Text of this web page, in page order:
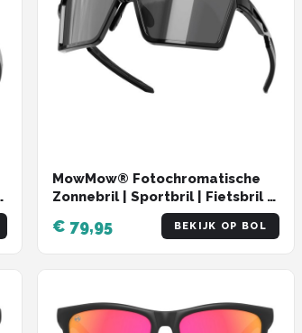
MowMow® Fotochromatische
Zonnebril | Sportbril | Fietsbril |
Wintersport | LuxaLens |
WIZARD-001
€ 79,95 BEKIJK OP BOL